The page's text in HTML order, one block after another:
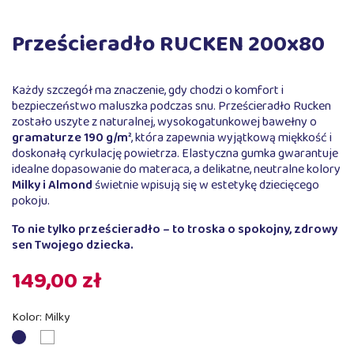
Prześcieradło RUCKEN 200x80
Każdy szczegół ma znaczenie, gdy chodzi o komfort i
bezpieczeństwo maluszka podczas snu. Prześcieradło Rucken
zostało uszyte z naturalnej, wysokogatunkowej bawełny o
gramaturze 190 g/m², która zapewnia wyjątkową miękkość i
doskonałą cyrkulację powietrza. Elastyczna gumka gwarantuje
idealne dopasowanie do materaca, a delikatne, neutralne kolory
Milky i Almondświetnie wpisują się w estetykę dziecięcego
pokoju.
To nie tylko prześcieradło – to troska o spokojny, zdrowy
sen Twojego dziecka.
149,00 zł
Kolor: Milky
Milky